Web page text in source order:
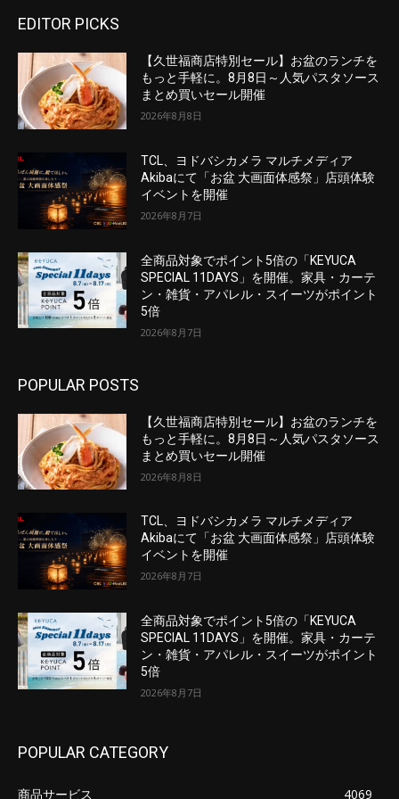
EDITOR PICKS
【久世福商店特別セール】お盆のランチを
もっと手軽に。8月8日～人気パスタソース
まとめ買いセール開催
2026年8月8日
TCL、ヨドバシカメラ マルチメディア
Akibaにて「お盆 大画面体感祭」店頭体験
イベントを開催
2026年8月7日
全商品対象でポイント5倍の「KEYUCA
SPECIAL 11DAYS」を開催。家具・カーテ
ン・雑貨・アパレル・スイーツがポイント
5倍
2026年8月7日
POPULAR POSTS
【久世福商店特別セール】お盆のランチを
もっと手軽に。8月8日～人気パスタソース
まとめ買いセール開催
2026年8月8日
TCL、ヨドバシカメラ マルチメディア
Akibaにて「お盆 大画面体感祭」店頭体験
イベントを開催
2026年8月7日
全商品対象でポイント5倍の「KEYUCA
SPECIAL 11DAYS」を開催。家具・カーテ
ン・雑貨・アパレル・スイーツがポイント
5倍
2026年8月7日
POPULAR CATEGORY
商品サービス 4069